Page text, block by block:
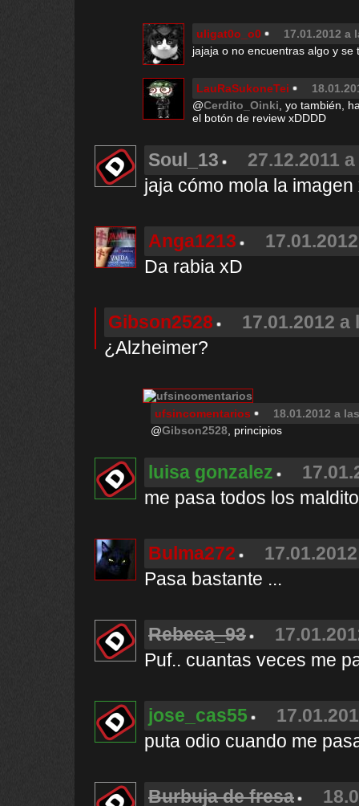
uligat0o_o0
17.01.2012 a
jajaja o no encuentras algo y
LauRaSukoneTei
@Cerdito_Oinki , yo también,
el botón de review xDDDD
Soul_13
27.12.2011
jaja cómo mola la imagen
Anga1213
Da rabia xD
Gibson2528
17.01.2012 a
¿Alzheimer?
ufsincomentarios
18.01.2012 a
@Gibson2528 , principios
luisa gonzalez
me pasa todos los
Bulma272
Pasa bastante ...
Rebeca_93
Puf.. cuantas veces me
jose_cas55
puta odio cuando me
Burbuja de fresa